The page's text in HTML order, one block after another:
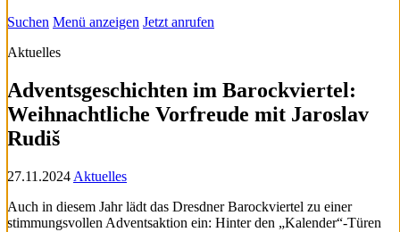
Suchen Menü anzeigen Jetzt anrufen
Aktuelles
Adventsgeschichten im Barockviertel:
Weihnachtliche Vorfreude mit Jaroslav
Rudiš
27.11.2024 Aktuelles
Auch in diesem Jahr lädt das Dresdner Barockviertel zu einer
stimmungsvollen Adventsaktion ein: Hinter den „Kalender“-Türen